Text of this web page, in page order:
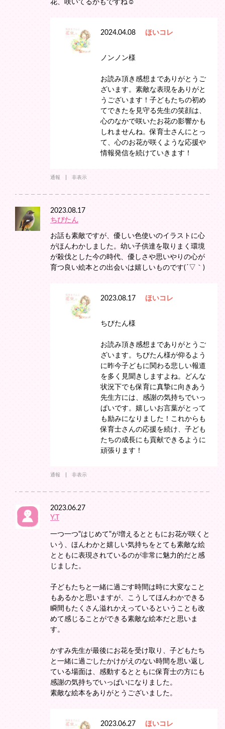
花、咲いてるかもですね☺️
2024.04.08 ほいコレ
ノンノン様
お読み頂き感想までありがとうご
ざいます。素敵な表現をありがと
うございます！子どもたちの初め
てできたを見守る先生の笑顔は、
心のなかで咲いたお花の影響かも
しれませんね。保育士さんにとっ
て、心のお花が咲くような応援や
情報発信を続けていきます！
通報 非表示
2023.08.17
ちびたん
お話も素敵ですが、優しい色使いのイラストに心
がほんわかしました。幼い子供達を取りまく環境
が殺伐とした今の時代、優しさや思いやりの心が
育つ良い絵本との出会いは嬉しいものです(´▽｀)
2023.08.17 ほいコレ
ちびたん様
お読み頂き感想までありがとうご
ざいます。ちびたん様が仰るよう
に昨今子どもに関わる悲しい報道
を多く見聞きしますよね。どんな
状況下でも保育に真摯に向きあう
先生方には、感謝の気持ちでいっ
ぱいです。嬉しいお言葉がとって
も励みになりました！これからも
保育士さんの応援を続け、子ども
たちの成長にも貢献できるように
頑張ります！
通報 非表示
2023.06.27
Y.T
一つ一つ"はじめて"が増えるとともにお花が咲くと
いう、ほんわかと嬉しい気持ちをとても素敵な絵
とともに表現されているのが非常に魅力的だと感
じました。
子どもたちと一緒に過ごす時間は時に大変なこと
もあるかと思いますが、こうしてほんわかできる
瞬間もたくさん溢れかえっているということも改
めて感じることができる素敵な絵本だと思いま
す。
かすみ先生が最後にお花を受け取り、子どもたち
と一緒に過ごしたかけがえのない時間を思い返し
ている場面は、感動するとともに保育士の方にも
感謝の気持ちでいっぱいになりました。
素敵な絵本をありがとうございました。
2023.06.27 ほいコレ